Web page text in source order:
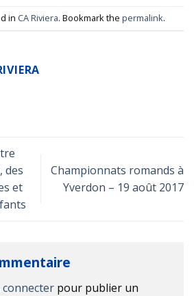
in CA Riviera. Bookmark the permalink.
des
et
Championnats romands à
Yverdon – 19 août 2017
connecter pour publier un